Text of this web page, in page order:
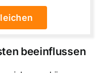
beeinflussen